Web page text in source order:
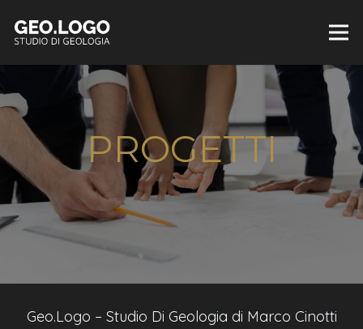
PROGETTI
Geo.Logo – Studio Di Geologia di Marco Cinotti